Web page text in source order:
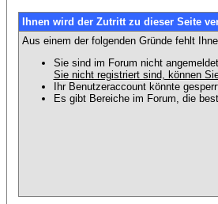
Ihnen wird der Zutritt zu dieser Seite
Aus einem der folgenden Gründe fehlt
Sie sind im Forum nicht
Sie nicht registriert sind, können
Ihr Benutzeraccount könnte
Es gibt Bereiche im Forum, die